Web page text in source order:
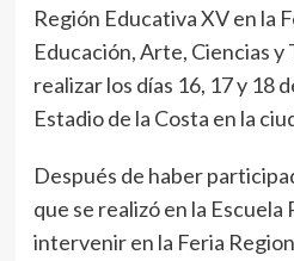
Región Educativa XV en la
Educación, Arte, Ciencias y
realizar los días 16, 17 y 18
Estadio de la Costa en la
Después de haber
que se realizó en la Escuela
intervenir en la Feria